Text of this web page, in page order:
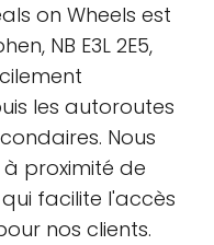
on Wheels est
NB E3L 2E5,
les autoroutes
Nous
proximité de
facilite l'accès
nos clients.